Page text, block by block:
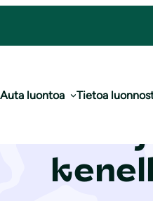
Auta luontoa Tietoa
olla yllätys kenellekään